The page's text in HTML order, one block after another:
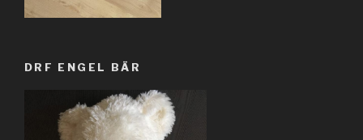
DRF ENGEL BÄR